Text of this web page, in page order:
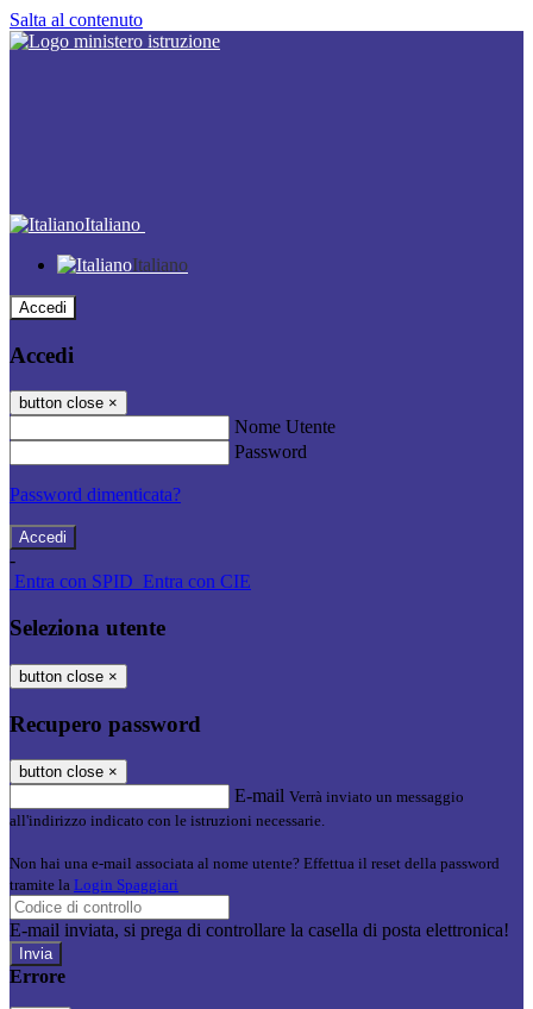
Salta al contenuto
Italiano
Italiano
Accedi
Accedi
button close ×
Nome Utente
Password
Password dimenticata?
-
Entra con SPID Entra con CIE
Seleziona utente
button close ×
Recupero password
button close ×
E-mail Verrà inviato un messaggio
all'indirizzo indicato con le istruzioni necessarie.
Non hai una e-mail associata al nome utente? Effettua il reset della password
tramite la Login Spaggiari
E-mail inviata, si prega di controllare la casella di posta elettronica!
Errore